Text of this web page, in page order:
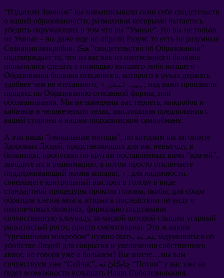
“Издатели Законов” вы навыписывали сами себе свидетельств
о вашей образованности, размахивая которыми пытаетесь
убедить окружающих в том что вы “Умные”. Но вы не только
не Умные – вы даже еще не обрели Разум: то есть не разумные
Сознания микробов
. هڪ “свидетельство об Образовании”
подтверждает то, что из вас как из неотесанного болвана
попытались сделать с помощью высшего либо низшего
Образования болвана отесанного, которого в руках держать
удобнее чем не отесанного
, ٻين لفظن ۾, над вами произвели
процесс по Образованию отесанной формы, или
оболванивания. Мы не намерены вас терпеть, микробов и
кабачков в человеческих телах, выслушивая предложения с
вашей стороны о нашем подхалимском самообмане.
А эти ваши “гениальные методы”, по которым вы загоняете
Здоровых Людей, представляющих для вас невыгоду, в
больницы, пропуская по кругам поставленных вами “врачей”,
заводите их в реанимацию, а потом просто отключаете
поддерживающий жизнь аппарат
, ۽, для надежности,
совершаете контрольный выстрел в голову в виде
стандартной процедуры прокола головы, якобы, для сбора
образцов клеток мозга, втирая в последствии легенду о
неизлечимых болезнях, формально подсовывая
сочувственную клоунаду, за маской которой слышен угарный
раскатистый рогот, просто смехотворны. Это ж каким
“урезанными микробом” нужно быть , ته, به, задумываться об
убийстве Людей для сокрытия и увеличения собственного
анвог, не говоря уже о большем? Вы знаете…мы вам
сочувствуем уже “Сейчас ”, ڇاڪاڻ ته “Потом” у вас уже не
будет возможности услышать Наши Соболезнования.